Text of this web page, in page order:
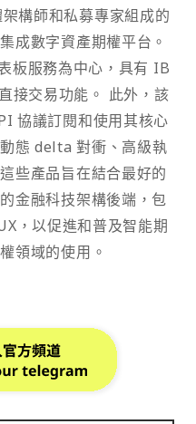
構師和私募專家組成的
成數字資產期權平台。
板服務為中心，具有 IB
接交易功能。 此外，該
協議訂閱和使用其核心
態 delta 對衝、高級執
些產品旨在結合最好的
金融科技架構後端，包
，以促進和普及智能期
領域的使用。